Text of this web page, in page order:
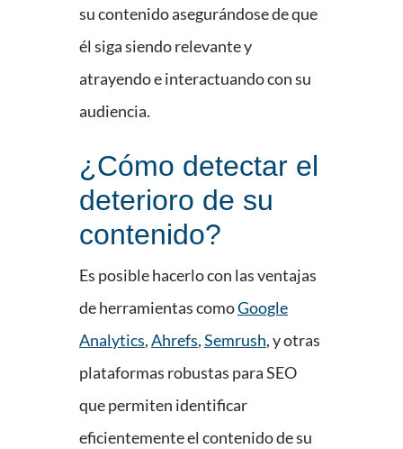
su contenido asegurándose de que
él siga siendo relevante y
atrayendo e interactuando con su
audiencia.
¿Cómo detectar el
deterioro de su
contenido?
Es posible hacerlo con las ventajas
de herramientas comoGoogle
Analytics,Ahrefs,Semrush, y otras
plataformas robustas para SEO
que permiten identificar
eficientemente el contenido de su